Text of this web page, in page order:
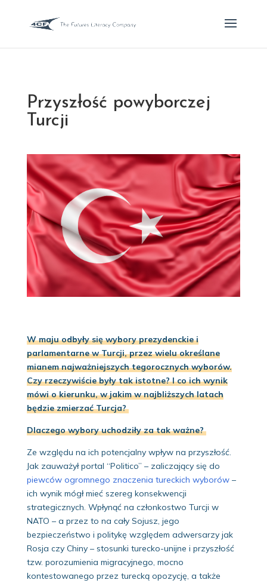
Przyszłość powyborczej
Turcji
W maju odbyły się wybory prezydenckie i
parlamentarne w Turcji, przez wielu określane
mianem najważniejszych tegorocznych wyborów.
Czy rzeczywiście były tak istotne? I co ich wynik
mówi o kierunku, w jakim w najbliższych latach
będzie zmierzać Turcja?
Dlaczego wybory uchodziły za tak ważne?
Ze względu na ich potencjalny wpływ na przyszłość.
Jak zauważył portal “Politico” – zaliczający się do
piewców ogromnego znaczenia tureckich wyborów–
ich wynik mógł mieć szereg konsekwencji
strategicznych. Wpłynąć na członkostwo Turcji w
NATO – a przez to na cały Sojusz, jego
bezpieczeństwo i politykę względem adwersarzy jak
Rosja czy Chiny – stosunki turecko-unijne i przyszłość
tzw. porozumienia migracyjnego, mocno
kontestowanego przez turecką opozycję, a także